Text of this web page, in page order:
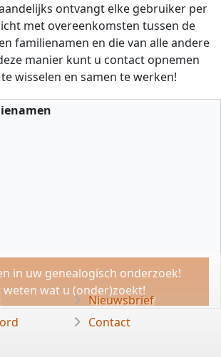
ontvangt elke gebruiker per
met overeenkomsten tussen de
familienamen en die van alle andere
manier kunt u contact opnemen
wisselen en samen te werken!
in uw genealogisch onderzoek!
weten wat u (onder)zoekt!
Nieuwsbrief
Contact